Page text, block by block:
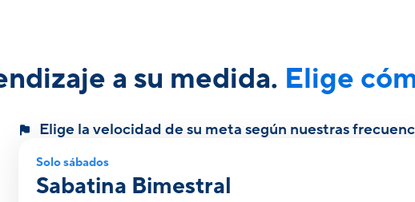
a su medida. Elige
Elige la velocidad de su meta según nuestras
Solo sábados
Sabatina Bimestral